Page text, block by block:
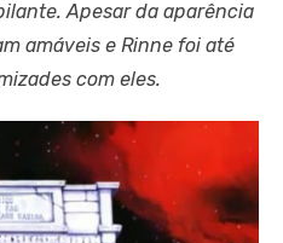
Apesar da aparência
amáveis e Rinne foi até
com eles.